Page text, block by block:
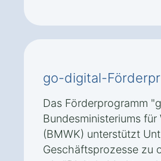
go-digital-
Das Förderprogramm
Bundesministeriums
(BMWK) unterstützt
Geschäftsprozesse zu